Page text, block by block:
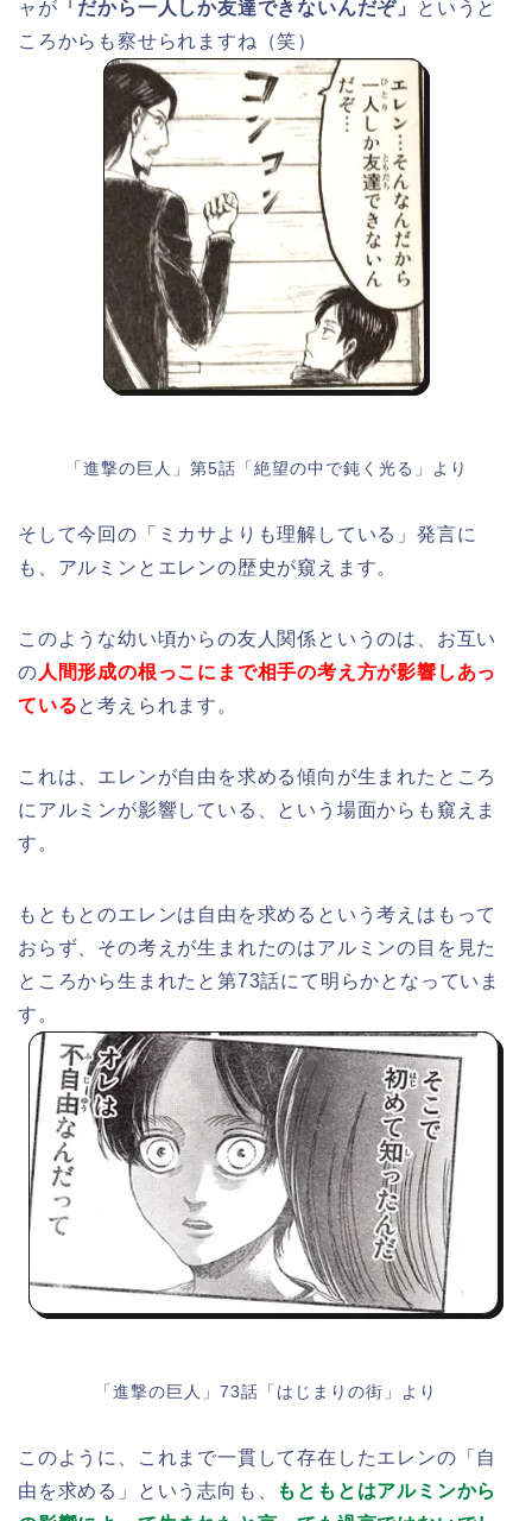
ャが 「だから一人しか友達できないんだぞ」
というと
ころからも察せられますね（笑）
「進撃の巨人」第5話「絶望の中で鈍く光る」より
そして今回の「ミカサよりも理解している」発言に
も、アルミンとエレンの歴史が窺えます。
このような幼い頃からの友人関係というのは、お互い
の 人間形成の根っこにまで相手の考え方が影響しあっ
ていると考えられます。
これは、エレンが自由を求める傾向が生まれたところ
にアルミンが影響している、という場面からも窺えま
す。
もともとのエレンは自由を求めるという考えはもって
おらず、その考えが生まれたのはアルミンの目を見た
ところから生まれたと第73話にて明らかとなっていま
す。
「進撃の巨人」73話「はじまりの街」より
このように、これまで一貫して存在したエレンの「自
由を求める」という志向も、
もともとはアルミンから